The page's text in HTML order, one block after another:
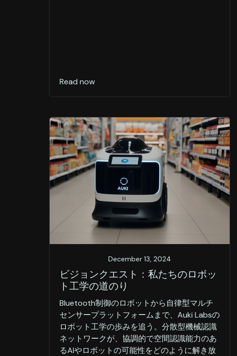
Read now
December 13, 2024
ビジョンクエスト：私たちのロボッ
ト工学の道のり
Bluetooth制御のロボットから自律型マルチ
センサープラットフォームまで、Auki Labsの
ロボット工学の歩みを追う。分散型機械認識
ネットワークが、協調的で空間認識能力のあ
るAIやロボットの可能性をどのように解き放